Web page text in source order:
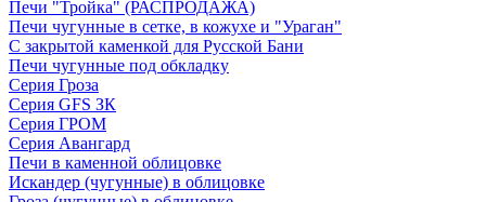
Печи "Тройка" (РАСПРОДАЖА)
Печи чугунные в сетке, в кожухе и "Ураган"
С закрытой каменкой для Русской Бани
Печи чугунные под обкладку
Серия Гроза
Серия GFS ЗК
Серия ГРОМ
Серия Авангард
Печи в каменной облицовке
Искандер (чугунные) в облицовке